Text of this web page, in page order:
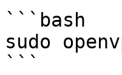
```bash
sudo
```